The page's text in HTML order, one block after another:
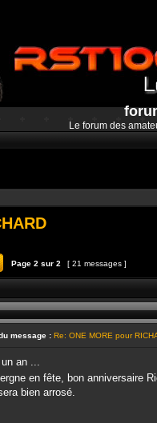
Le forum des
Répondre au sujet
Page 2 sur 2 [ 21 messages ]
message : Re: ONE MORE pour
un an ...
en fête, bon anniversaire
bien arrosé.